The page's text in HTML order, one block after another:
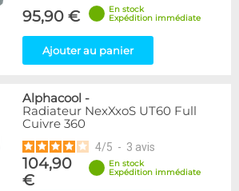
95,90 €
En stock
Expédition immédiate
Ajouter au panier
Alphacool -
Radiateur NexXxoS UT60 Full
Cuivre 360
4/5 - 3 avis
104,90
€
En stock
Expédition immédiate